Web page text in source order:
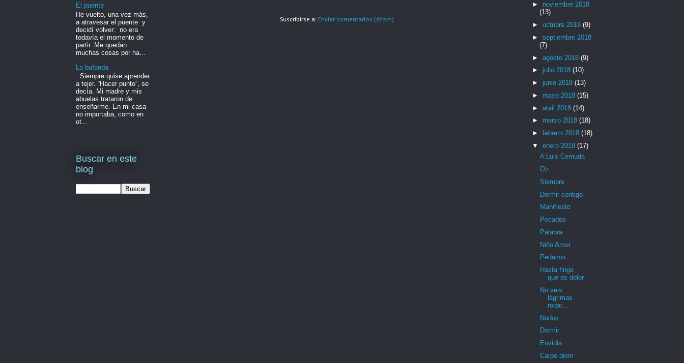
Suscribirse a: Enviar comentarios (Atom)
El puente
He vuelto, una vez más,
a atravesar el puente y
decidí volver: no era
todavía el momento de
partir. Me quedan
muchas cosas por ha...
La bufanda
Siempre quise aprender
a tejer. “Hacer punto”, se
decía. Mi madre y mis
abuelas trataron de
enseñarme. En mi casa
no importaba, como en
ot...
Buscar en este
blog
► noviembre 2018
(13)
► octubre 2018 (9)
► septiembre 2018
(7)
► agosto 2018 (9)
► julio 2018 (10)
► junio 2018 (13)
► mayo 2018 (15)
► abril 2018 (14)
► marzo 2018 (18)
► febrero 2018 (18)
▼ enero 2018 (17)
A Luis Cernuda
Oz
Siempre
Dormir contigo
Manifiesto
Pecados
Palabra
Niño Amor
Pedazos
Hasta finge
que es dolor
No veis
lágrimas
rodar...
Nudos
Dormir
Envidia
Carpe diem